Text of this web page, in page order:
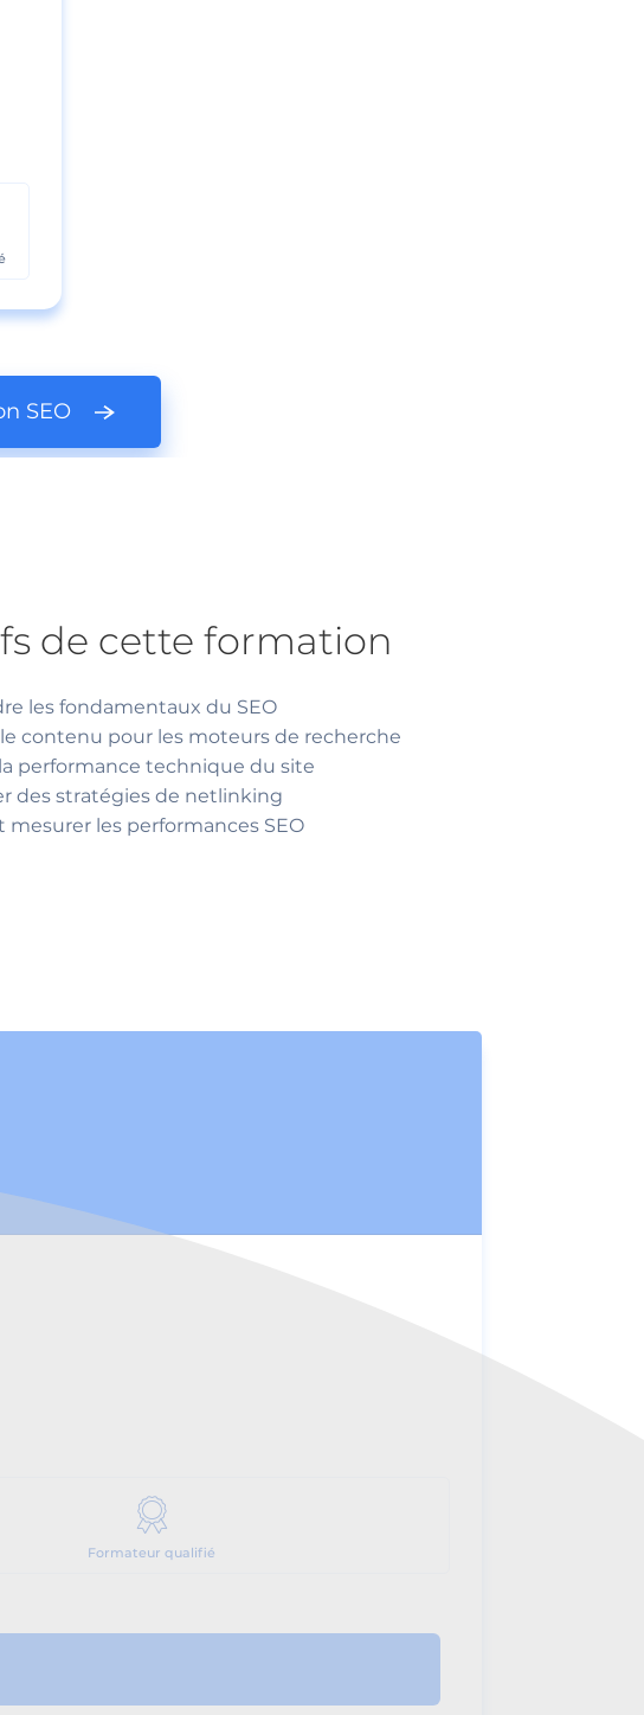
SEO
de cette formation
les fondamentaux du SEO
contenu pour les moteurs de recherche
performance technique du site
des stratégies de netlinking
mesurer les performances SEO
Formateur qualifié